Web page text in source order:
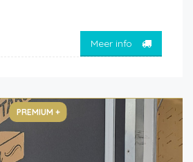
Meer info
PREMIUM +